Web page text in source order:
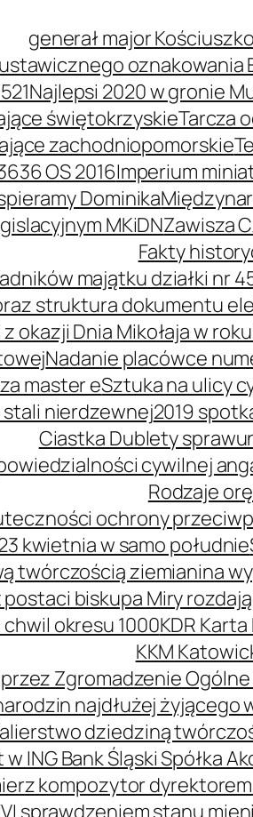
generał major
oznakowania
Najlepsi 2020 w gronie
świętokrzyskieTarcza
zachodniopomorskie
OS 2016Imperium
Dominika
MKiDNZawisza
Fakty
majątku działki nr
struktura dokumentu
okazji Dnia Mikołaja w roku
Nadanie placówce
master eSztuka na ulicy
stali nierdzewnej2019
Ciastka Dublety
cywilnej
Rodzaje
ochrony
kwietnia w samo południe
twórczością ziemianina
postaci biskupa Miry
okresu 1000KDR
KKM
Zgromadzenie
najdłużej
dziedziną
ING Bank Śląski Spółka
kompozytor
sprawdzeniem stanu